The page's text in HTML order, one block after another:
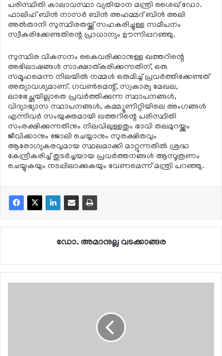
പരിസ്ഥിതി കാലാവസ്ഥാ വ്യതിയാന മന്ത്രി ശൈഖ് ഡോ.
ഫാലിഹ് ബിന്‍ നാസര്‍ ബിന്‍ അഹമ്മദ് ബിന്‍ അലി
അല്‍താനി സുസ്ഥിരതയ്ക്ക് സഹകരിച്ചുള്ള സമീപനം
സ്വീകരിക്കേണ്ടതിന്റെ പ്രാധാന്യം ഊന്നിപ്പറഞ്ഞു.
സുസ്ഥിര വികസനം കൈവരിക്കാനുള്ള ഖത്തറിന്റെ
അഭിലാഷങ്ങള്‍ സാക്ഷാത്കരിക്കുന്നതിന്, ഒരു
സമൂഹമെന്ന നിലയില്‍ നമ്മള്‍ ഒരുമിച്ച് പ്രവര്‍ത്തിക്കേണ്ടത്
അത്യാവശ്യമാണ്. ഗവണ്‍മെന്റ്, സ്വകാര്യ മേഖല,
ലാഭേച്ഛയില്ലാതെ പ്രവര്‍ത്തിക്കുന്ന സ്ഥാപനങ്ങള്‍,
വിദ്യാഭ്യാസ സ്ഥാപനങ്ങള്‍, കമ്മ്യൂണിറ്റിയിലെ അംഗങ്ങള്‍
എന്നിവര്‍ സംയുക്തമായി ഖത്തറിന്റെ പരിസ്ഥിതി
സംരക്ഷിക്കുന്നതിനും നിലവിലുള്ളതും ഭാവി തലമുറയ്ക്കും
ജീവിക്കാനും ജോലി ചെയ്യാനും സുരക്ഷിതവും
ആരോഗ്യകരവുമായ സ്ഥലമാക്കി മാറ്റുന്നതില്‍ ശ്രദ്ധ
കേന്ദ്രീകരിച്ച് തുടര്‍ച്ചയായ പ്രവര്‍ത്തനങ്ങള്‍ ആസൂത്രണം
ചെയ്യുകയും നടപ്പിലാക്കുകയും വേണമെന്ന് മന്ത്രി പറഞ്ഞു.
ഡോ. അമാനുല്ല വടക്കാങ്ങര